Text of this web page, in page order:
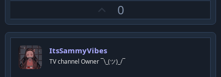
i
o
n
s
:
p
v
t
e
0
ItsSammyVibes
TV channel Owner ¯\_(ツ)_/¯